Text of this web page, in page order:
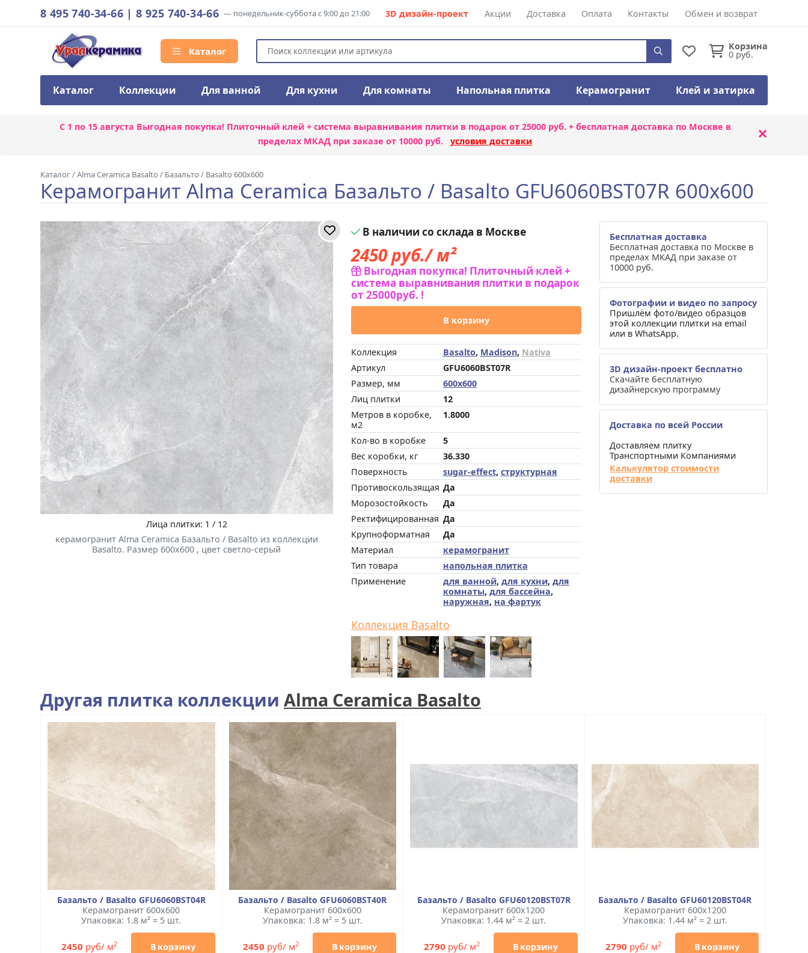
8 495 740-34-66 |8 925 740-34-66 — понедельник-суббота с 9:00 до 21:00 3D дизайн-проект Акции Доставка Оплата Контакты Обмен и возврат
Каталог Корзина
0 руб.
Каталог Коллекции Для ванной Для кухни Для комнаты Напольная плитка Керамогранит Клей и затирка
С 1 по 15 августа Выгодная покупка! Плиточный клей + система выравнивания плиткив подарок от 25000 руб. + бесплатная доставка по Москве в
пределах МКАД при заказе от 10000 руб. условия доставки ×
Каталог/Alma Ceramica Basalto / Базальто / Basalto 600x600
Керамогранит Alma Ceramica Базальто / Basalto GFU6060BST07R 600x600
Лица плитки: 1 / 12
керамогранит Alma Ceramica Базальто / Basalto из коллекции
Basalto. Размер 600x600 , цвет светло-серый
В наличии со склада в Москве
2450руб./ м²
Выгодная покупка! Плиточный клей +
система выравнивания плитки в подарок
от 25000руб. !
В корзину
Коллекция Basalto, Madison, Nativa
Артикул
GFU6060BST07R
Размер, мм
600x600
Лиц плитки
12
Метров в коробке,
м2
1.8000
Кол-во в коробке
5
Вес коробки, кг
36.330
Поверхность
sugar-effect, структурная
Противоскользящая Да
Морозостойкость
Да
Ректифицированная Да
Крупноформатная
Да
Материал
керамогранит
Тип товара
напольная плитка
Применение
для ванной, для кухни, для
комнаты, для бассейна,
наружная, на фартук
Коллекция Basalto
Бесплатная доставка
Бесплатная доставка по Москве в
пределах МКАД при заказе от
10000 руб.
Фотографии и видео по запросу
Пришлём фото/видео образцов
этой коллекции плитки на email
или в WhatsApp.
3D дизайн-проект бесплатно
Скачайте бесплатную
дизайнерскую программу
Доставка по всей России
Доставляем плитку
Транспортными Компаниями
Калькулятор стоимости
доставки
Другая плитка коллекции Alma Ceramica Basalto
Базальто / Basalto GFU6060BST04R
Керамогранит 600x600
Упаковка: 1.8 м² = 5 шт.
2450 руб/ м2 В корзину
Базальто / Basalto GFU6060BST40R
Керамогранит 600x600
Упаковка: 1.8 м² = 5 шт.
2450 руб/ м2 В корзину
Базальто / Basalto GFU60120BST07R
Керамогранит 600x1200
Упаковка: 1.44 м² = 2 шт.
2790 руб/ м2 В корзину
Базальто / Basalto GFU60120BST04R
Керамогранит 600x1200
Упаковка: 1.44 м² = 2 шт.
2790 руб/ м2 В корзину